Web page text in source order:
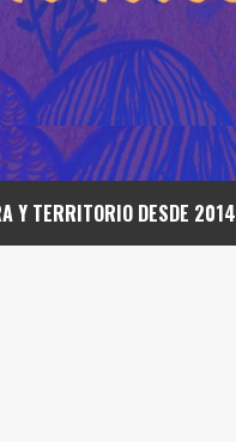
Y TERRITORIO DESDE 2014